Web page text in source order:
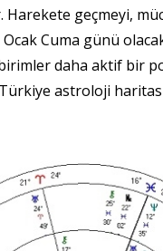
geçmeyi,
Cuma günü
daha aktif bir
Türkiye astroloji